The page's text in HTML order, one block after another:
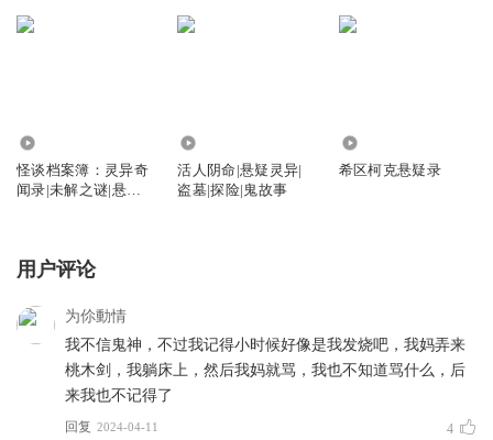
怪谈档案簿：灵异奇
闻录|未解之谜|悬疑|
活人阴命|悬疑灵异|
盗墓|探险|鬼故事
希区柯克悬疑录
用户评论
为伱動情
我不信鬼神，不过我记得小时候好像是我发烧吧，我妈弄来
桃木剑，我躺床上，然后我妈就骂，我也不知道骂什么，后
来我也不记得了
回复 2024-04-11 4